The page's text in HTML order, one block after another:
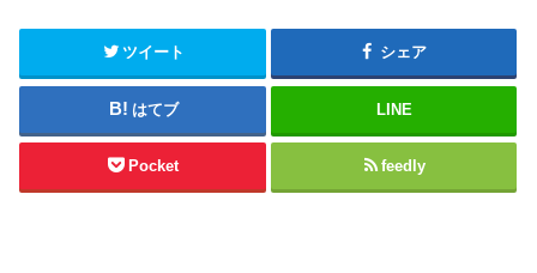
ツイート シェア
はてブ LINE
Pocket feedly